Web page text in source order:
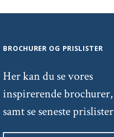
BROCHURER OG PRISLISTER
Her kan du se vores
inspirerende brochurer,
samt se seneste prislister